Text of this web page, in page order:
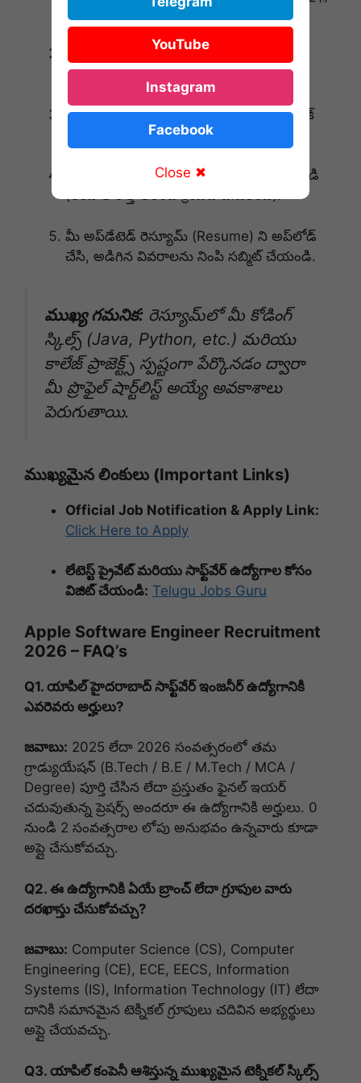
యాపిల్ జాబ్ పోర్టల్ ఓపెన్ అయిన తర్వాత
నోటిఫికేషన్ వివరాలను మరోసారి చదువుకోండి.
అక్కడ ఉన్న‘Submit Resume’బటన్ పై క్లిక్
మీ యాపిల్ ఐడి (Apple ID) తో లాగిన్ అవ్వండి
(లేకపోతే కొత్త అకౌంట్ క్రియేట్ చేసుకోండి).
మీ అప్‌డేటెడ్ రెస్యూమ్ (Resume) ని అప్‌లోడ్
చేసి, అడిగిన వివరాలను నింపి సబ్మిట్ చేయండి.
ముఖ్య గమనిక: రెస్యూమ్‌లో మీ కోడింగ్
స్కిల్స్ (Java, Python, etc.) మరియు
కాలేజ్ ప్రాజెక్ట్స్ స్పష్టంగా పేర్కొనడం ద్వారా
మీ ప్రొఫైల్ షార్ట్‌లిస్ట్ అయ్యే అవకాశాలు
పెరుగుతాయి.
ముఖ్యమైన లింకులు (Important Links)
Official Job Notification & Apply Link:
Click Here to Apply
లేటెస్ట్ ప్రైవేట్ మరియు సాఫ్ట్‌వేర్ ఉద్యోగాల కోసం
విజిట్ చేయండి: Telugu Jobs Guru
Apple Software Engineer Recruitment
2026 – FAQ’s
Q1. యాపిల్ హైదరాబాద్ సాఫ్ట్‌వేర్ ఇంజనీర్ ఉద్యోగానికి
ఎవరెవరు అర్హులు?
జవాబు: 2025 లేదా 2026 సంవత్సరంలో తమ
గ్రాడ్యుయేషన్ (B.Tech / B.E / M.Tech / MCA /
Degree) పూర్తి చేసిన లేదా ప్రస్తుతం ఫైనల్ ఇయర్
చదువుతున్న ప్రెషర్స్ అందరూ ఈ ఉద్యోగానికి అర్హులు. 0
నుండి 2 సంవత్సరాల లోపు అనుభవం ఉన్నవారు కూడా
అప్లై చేసుకోవచ్చు.
Q2. ఈ ఉద్యోగానికి ఏయే బ్రాంచ్ లేదా గ్రూపుల వారు
దరఖాస్తు చేసుకోవచ్చు?
జవాబు: Computer Science (CS), Computer
Engineering (CE), ECE, EECS, Information
Systems (IS), Information Technology (IT) లేదా
దానికి సమానమైన టెక్నికల్ గ్రూపులు చదివిన అభ్యర్థులు
అప్లై చేయవచ్చు.
Q3. యాపిల్ కంపెనీ ఆశిస్తున్న ముఖ్యమైన టెక్నికల్ స్కిల్స్
YouTube
Instagram
Facebook
Close ✖